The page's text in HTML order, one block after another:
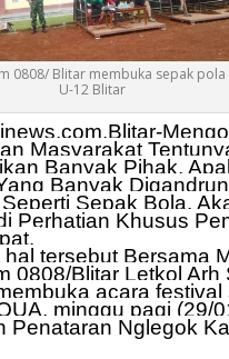
0808/ Blitar membuka sepak pola
U-12 Blitar
Masyarakat
Banyak Pihak,
Banyak
Sepak Bola,
Perhatian Khusus
hal tersebut Bersama
0808/Blitar Letkol Arh
acara festival
minggu pagi (29/
Penataran Nglegok